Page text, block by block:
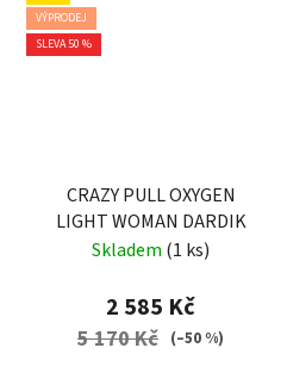
VÝPRODEJ
SLEVA 50 %
CRAZY PULL OXYGEN
LIGHT WOMAN DARDIK
Skladem (1 ks)
2 585 Kč
5 170 Kč (–50 %)